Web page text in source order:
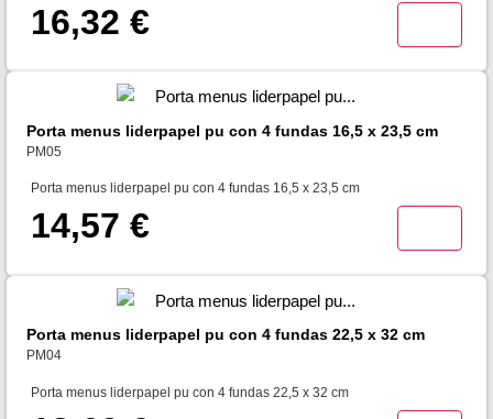
16,32 €
Porta menus liderpapel pu con 4 fundas 16,5 x 23,5 cm
PM05
Porta menus liderpapel pu con 4 fundas 16,5 x 23,5 cm
14,57 €
Porta menus liderpapel pu con 4 fundas 22,5 x 32 cm
PM04
Porta menus liderpapel pu con 4 fundas 22,5 x 32 cm